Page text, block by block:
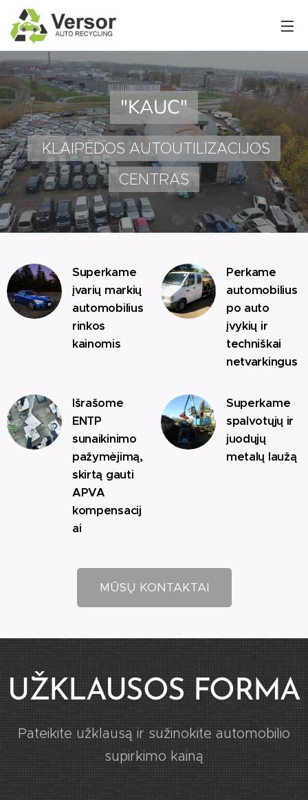
"KAUC"
KLAIPĖDOS AUTOUTILIZACIJOS
CENTRAS
Superkame
įvarių markių
automobilius
rinkos
kainomis
Perkame
automobilius
po auto
įvykių ir
techniškai
netvarkingus
Išrašome
ENTP
sunaikinimo
pažymėjimą,
skirtą gauti
APVA
kompensacij
ai
Superkame
spalvotųjų ir
juodųjų
metalų laužą
MŪSŲ KONTAKTAI
UŽKLAUSOS FORMA
Pateikite užklausą ir sužinokite automobilio
supirkimo kainą